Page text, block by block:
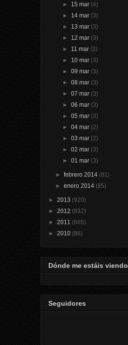
► 15 mar (4)
► 14 mar (3)
► 13 mar (3)
► 12 mar (3)
► 11 mar (3)
► 10 mar (3)
► 09 mar (3)
► 08 mar (3)
► 07 mar (3)
► 06 mar (3)
► 05 mar (3)
► 04 mar (2)
► 03 mar (2)
► 02 mar (3)
► 01 mar (3)
►febrero 2014 (81)
►enero 2014 (85)
► 2013 (920)
► 2012 (832)
► 2011 (665)
► 2010 (86)
Dónde me estáis viendo
Seguidores